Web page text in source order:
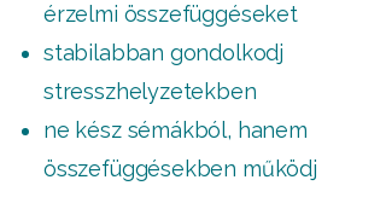
érzelmi összefüggéseket
stabilabban gondolkodj
stresszhelyzetekben
ne kész sémákból, hanem
összefüggésekben működj